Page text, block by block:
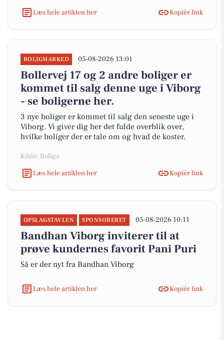
Læs hele artiklen her
Kopiér link
BOLIGMARKED 05-08-2026 13:01
Bollervej 17 og 2 andre boliger er
kommet til salg denne uge i Viborg
- se boligerne her.
3 nye boliger er kommet til salg den seneste uge i
Viborg. Vi giver dig her det fulde overblik over,
hvilke boliger der er tale om og hvad de koster.
Kilde: Boliga
Læs hele artiklen her
Kopiér link
OPSLAGSTAVLEN SPONSORERET 05-08-2026 10:11
Bandhan Viborg inviterer til at
prøve kundernes favorit Pani Puri
Så er der nyt fra Bandhan Viborg
Læs hele artiklen her Kopiér link